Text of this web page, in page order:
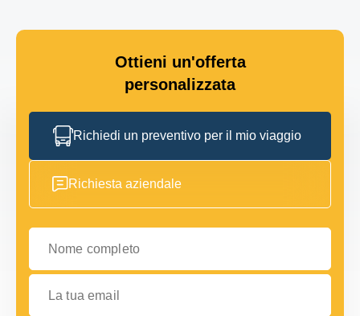
Ottieni un'offerta
personalizzata
Richiedi un preventivo per il mio viaggio
Richiesta aziendale
Nome completo
La tua email